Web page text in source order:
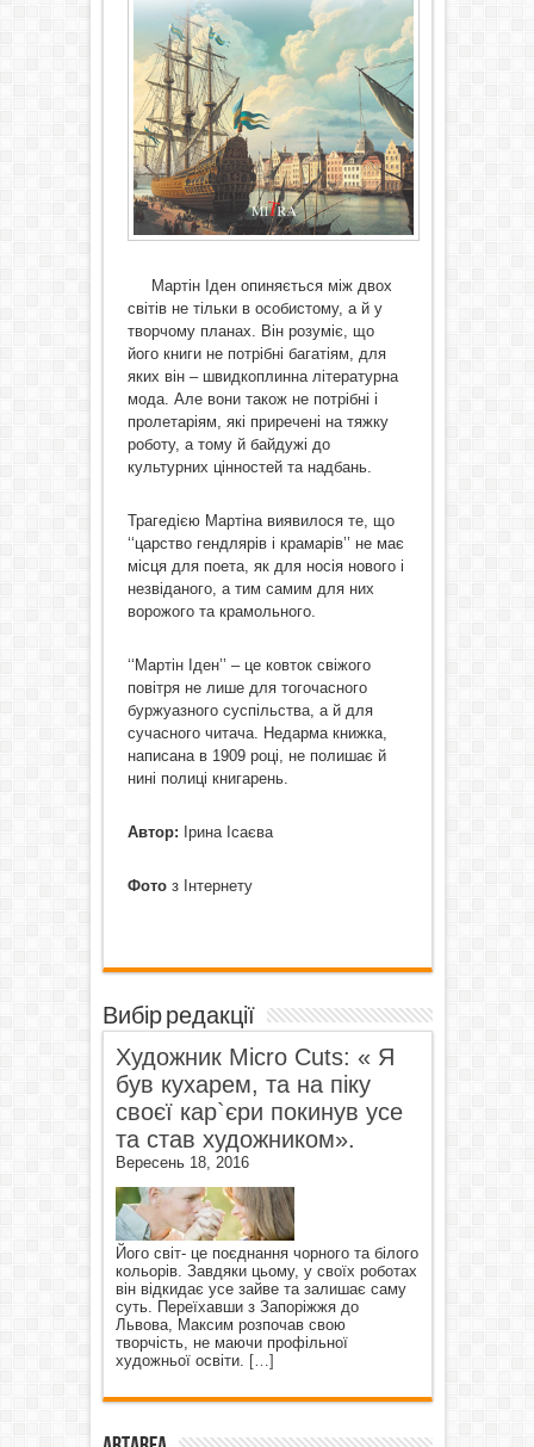
Мартін Іден опиняється між двох
світів не тільки в особистому, а й у
творчому планах. Він розуміє, що
його книги не потрібні багатіям, для
яких він – швидкоплинна літературна
мода. Але вони також не потрібні і
пролетаріям, які приречені на тяжку
роботу, а тому й байдужі до
культурних цінностей та надбань.
Трагедією Мартіна виявилося те, що
‘‘царство гендлярів і крамарів’’ не має
місця для поета, як для носія нового і
незвіданого, а тим самим для них
ворожого та крамольного.
‘‘Мартін Іден’’ – це ковток свіжого
повітря не лише для тогочасного
буржуазного суспільства, а й для
сучасного читача. Недарма книжка,
написана в 1909 році, не полишає й
нині полиці книгарень.
Автор: Ірина Ісаєва
Фото з Інтернету
Вибір редакції
Художник Micro Cuts: « Я
був кухарем, та на піку
своєї кар`єри покинув усе
та став художником».
Вересень 18, 2016
Його світ- це поєднання чорного та білого
кольорів. Завдяки цьому, у своїх роботах
він відкидає усе зайве та залишає саму
суть. Переїхавши з Запоріжжя до
Львова, Максим розпочав свою
творчість, не маючи профільної
художньої освіти. […]